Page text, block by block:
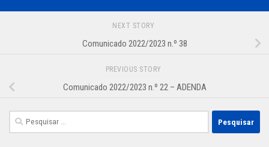
NEXT STORY
Comunicado 2022/2023 n.º 38
PREVIOUS STORY
Comunicado 2022/2023 n.º 22 – ADENDA
Pesquisar
por: